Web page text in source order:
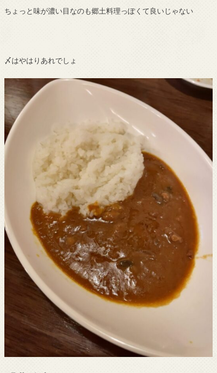
ちょっと味が濃い目なのも郷土料理っぽくて良いじゃない
〆はやはりあれでしょ